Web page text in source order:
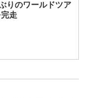
りのワールドツア
走